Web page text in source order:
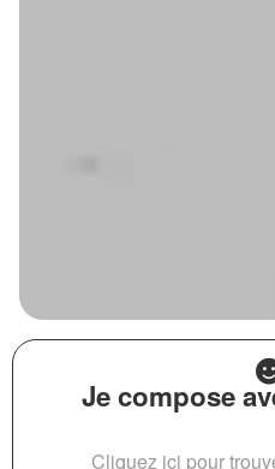
Je compose
Cliquez ici pour